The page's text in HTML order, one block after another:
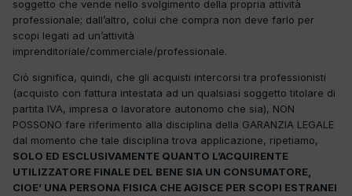
soggetto che vende nello svolgimento della propria attività
professionale; dall’altro, colui che compra non deve farlo per
scopi legati ad un’attività
imprenditoriale/commerciale/professionale.
Ciò significa, quindi, che gli acquisti intercorsi tra professionisti
(acquisto con fattura intestata ad un qualsiasi soggetto titolare di
partita IVA, impresa o lavoratore autonomo che sia), NON
POSSONO fare riferimento alla disciplina della GARANZIA LEGALE
dal momento che tale disciplina trova applicazione, ripetiamo,
SOLO ED ESCLUSIVAMENTE QUANTO L’ACQUIRENTE
UTILIZZATORE FINALE DEL BENE SIA UN CONSUMATORE,
CIOE’ UNA PERSONA FISICA CHE AGISCE PER SCOPI ESTRANEI